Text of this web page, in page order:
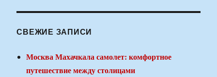
СВЕЖИЕ ЗАПИСИ
Москва Махачкала самолет: комфортное
путешествие между столицами